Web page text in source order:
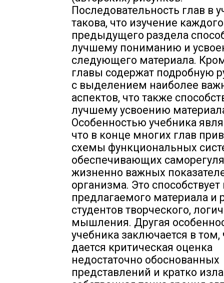
Последовательность глав в
такова, что изучение каждого
предыдущего раздела
лучшему пониманию и
следующего материала.
главы содержат подробную
с выделением наиболее
аспектов, что также
лучшему усвоению
Особенностью учебника
что в конце многих глав
схемы функциональных
обеспечивающих
жизненно важных
организма. Это
предлагаемого материала и
студентов творческого,
мышления. Другая
учебника заключается в
дается критическая оценка
недостаточно обоснованных
представлений и кратко